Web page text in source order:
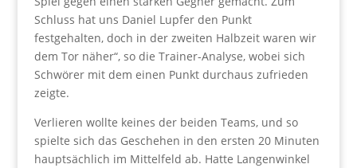
Schluss hat uns Daniel Lupfer den Punkt
festgehalten, doch in der zweiten Halbzeit waren wir
dem Tor näher“, so die Trainer-Analyse, wobei sich
Schwörer mit dem einen Punkt durchaus zufrieden
zeigte.
Verlieren wollte keines der beiden Teams, und so
spielte sich das Geschehen in den ersten 20 Minuten
hauptsächlich im Mittelfeld ab. Hatte Langenwinkel